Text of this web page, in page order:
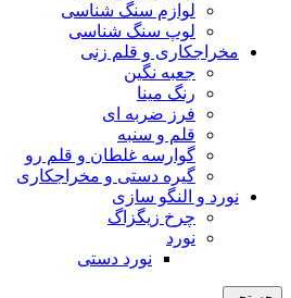
لوازم سنگ شناسی
لوپ سنگ شناسی
مخراجکاری و قلم زنی
جعبه نگین
رنگ مینا
فرز ضربه ای
قلم و سنبه
گوارسه غلطان و قلم رو
گیره دستی و مخراجکاری
نورد و النگو سازی
چرخ زیگزاگ
نورد
نورد دستی